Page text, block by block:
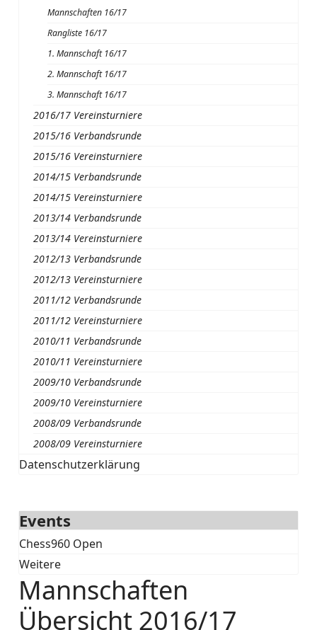
Mannschaften 16/17
Rangliste 16/17
1. Mannschaft 16/17
2. Mannschaft 16/17
3. Mannschaft 16/17
2016/17 Vereinsturniere
2015/16 Verbandsrunde
2015/16 Vereinsturniere
2014/15 Verbandsrunde
2014/15 Vereinsturniere
2013/14 Verbandsrunde
2013/14 Vereinsturniere
2012/13 Verbandsrunde
2012/13 Vereinsturniere
2011/12 Verbandsrunde
2011/12 Vereinsturniere
2010/11 Verbandsrunde
2010/11 Vereinsturniere
2009/10 Verbandsrunde
2009/10 Vereinsturniere
2008/09 Verbandsrunde
2008/09 Vereinsturniere
Datenschutzerklärung
Events
Chess960 Open
Weitere
Mannschaften
Übersicht 2016/17